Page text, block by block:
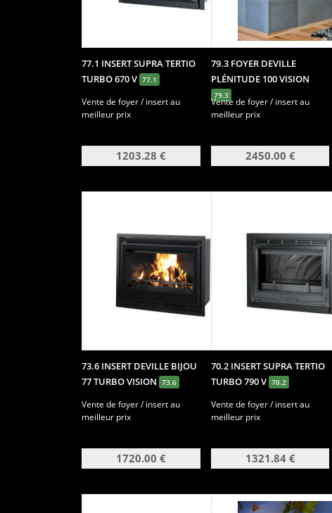
77.1 INSERT SUPRA TERTIO
TURBO 670 V 77.1
Vente de foyer / insert au
meilleur prix
1203.28 €
79.3 FOYER DEVILLE
PLÉNITUDE 100 VISION
79.3
Vente de foyer / insert au
meilleur prix
2450.00 €
73.6 INSERT DEVILLE BIJOU
77 TURBO VISION 73.6
Vente de foyer / insert au
meilleur prix
1720.00 €
70.2 INSERT SUPRA TERTIO
TURBO 790 V 70.2
Vente de foyer / insert au
meilleur prix
1321.84 €